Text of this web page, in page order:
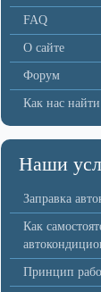
FAQ
О сайте
Форум
Как нас найти
Наши
Заправка
Как
Принцип